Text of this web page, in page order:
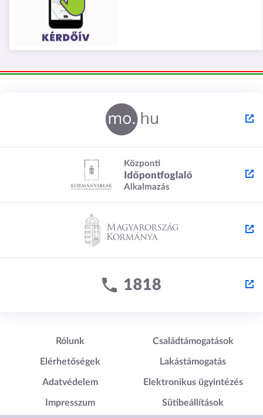
Lábléc1
Rólunk
Elérhetőségek
Adatvédelem
Impresszum
Lábléc2
Családtámogatások
Lakástámogatás
Elektronikus ügyintézés
Sütibeállítások